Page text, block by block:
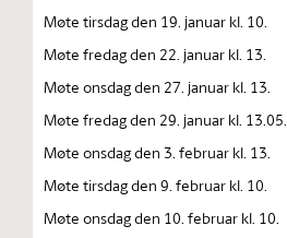
Møte tirsdag den 19. januar kl. 10.
Møte fredag den 22. januar kl. 13.
Møte onsdag den 27. januar kl. 13.
Møte fredag den 29. januar kl. 13.05.
Møte onsdag den 3. februar kl. 13.
Møte tirsdag den 9. februar kl. 10.
Møte onsdag den 10. februar kl. 10.